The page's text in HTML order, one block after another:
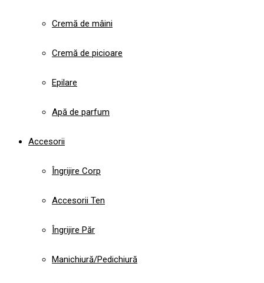
Cremă de mâini
Cremă de picioare
Epilare
Apă de parfum
Accesorii
Îngrijire Corp
Accesorii Ten
Îngrijire Păr
Manichiură/Pedichiură